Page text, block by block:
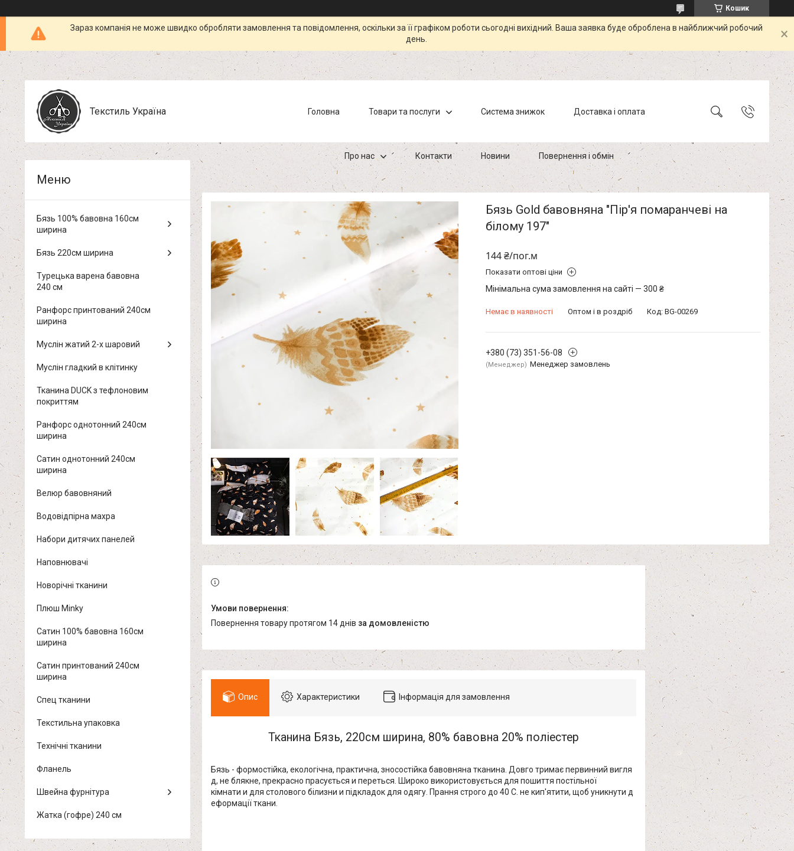
Кошик
Зараз компанія не може швидко обробляти замовлення та повідомлення, оскільки за її графіком роботи сьогодні вихідний. Ваша заявка буде оброблена в найближчий робочий
день.
Текстиль Україна Головна Товари та послуги Система знижок Доставка і оплата
Про нас Контакти Новини Повернення і обмін
Бязь Gold бавовняна "Пір'я помаранчеві на
білому 197"
144 ₴/пог.м
Показати оптові ціни
Мінімальна сума замовлення на сайті — 300 ₴
Немає в наявності Оптом і в роздріб Код: BG-00269
+380 (73) 351-56-08
Менеджер Менеджер замовлень
повернення товару протягом 14 днів за домовленістю
Опис Характеристики Інформація для замовлення
Тканина Бязь, 220см ширина, 80% бавовна 20% поліестер
Бязь - формостійка, екологічна, практична, зносостійка бавовняна тканина. Довго тримає первинний вигля
д, не блякне, прекрасно прасується и переться. Широко використовується для пошиття постільної
кімнати и для столового білизни и підкладок для одягу. Прання строго до 40 С. не кип'ятити, щоб уникнути д
еформації ткани.
Бязь 100% бавовна 160см
ширина
Бязь 220см ширина
Турецька варена бавовна
240 см
Ранфорс принтований 240см
ширина
Муслін жатий 2-х шаровий
Муслін гладкий в клітинку
Тканина DUCK з тефлоновим
покриттям
Ранфорс однотонний 240см
ширина
Сатин однотонний 240см
ширина
Велюр бавовняний
Водовідпірна махра
Набори дитячих панелей
Наповнювачі
Новорічні тканини
Плюш Minky
Сатин 100% бавовна 160см
ширина
Сатин принтований 240см
ширина
Спец тканини
Текстильна упаковка
Технічні тканини
Фланель
Швейна фурнітура
Жатка (гофре) 240 см